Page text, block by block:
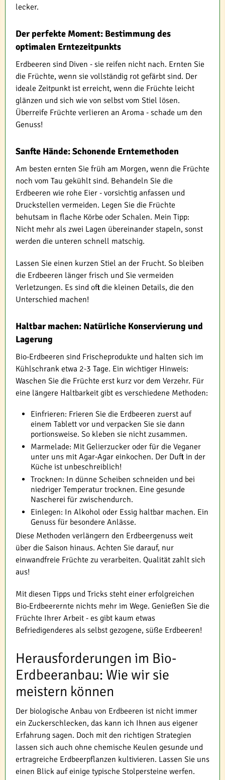
lecker.
Der perfekte Moment: Bestimmung des
optimalen Erntezeitpunkts
Erdbeeren sind Diven - sie reifen nicht nach. Ernten Sie
die Früchte, wenn sie vollständig rot gefärbt sind. Der
ideale Zeitpunkt ist erreicht, wenn die Früchte leicht
glänzen und sich wie von selbst vom Stiel lösen.
Überreife Früchte verlieren an Aroma - schade um den
Genuss!
Sanfte Hände: Schonende Erntemethoden
Am besten ernten Sie früh am Morgen, wenn die Früchte
noch vom Tau gekühlt sind. Behandeln Sie die
Erdbeeren wie rohe Eier - vorsichtig anfassen und
Druckstellen vermeiden. Legen Sie die Früchte
behutsam in flache Körbe oder Schalen. Mein Tipp:
Nicht mehr als zwei Lagen übereinander stapeln, sonst
werden die unteren schnell matschig.
Lassen Sie einen kurzen Stiel an der Frucht. So bleiben
die Erdbeeren länger frisch und Sie vermeiden
Verletzungen. Es sind oft die kleinen Details, die den
Unterschied machen!
Haltbar machen: Natürliche Konservierung und
Lagerung
Bio-Erdbeeren sind Frischeprodukte und halten sich im
Kühlschrank etwa 2-3 Tage. Ein wichtiger Hinweis:
Waschen Sie die Früchte erst kurz vor dem Verzehr. Für
eine längere Haltbarkeit gibt es verschiedene Methoden:
Einfrieren: Frieren Sie die Erdbeeren zuerst auf
einem Tablett vor und verpacken Sie sie dann
portionsweise. So kleben sie nicht zusammen.
Marmelade: Mit Gelierzucker oder für die Veganer
unter uns mit Agar-Agar einkochen. Der Duft in der
Küche ist unbeschreiblich!
Trocknen: In dünne Scheiben schneiden und bei
niedriger Temperatur trocknen. Eine gesunde
Nascherei für zwischendurch.
Einlegen: In Alkohol oder Essig haltbar machen. Ein
Genuss für besondere Anlässe.
Diese Methoden verlängern den Erdbeergenuss weit
über die Saison hinaus. Achten Sie darauf, nur
einwandfreie Früchte zu verarbeiten. Qualität zahlt sich
aus!
Mit diesen Tipps und Tricks steht einer erfolgreichen
Bio-Erdbeerernte nichts mehr im Wege. Genießen Sie die
Früchte Ihrer Arbeit - es gibt kaum etwas
Befriedigenderes als selbst gezogene, süße Erdbeeren!
Herausforderungen im Bio-
Erdbeeranbau: Wie wir sie
meistern können
Der biologische Anbau von Erdbeeren ist nicht immer
ein Zuckerschlecken, das kann ich Ihnen aus eigener
Erfahrung sagen. Doch mit den richtigen Strategien
lassen sich auch ohne chemische Keulen gesunde und
ertragreiche Erdbeerpflanzen kultivieren. Lassen Sie uns
einen Blick auf einige typische Stolpersteine werfen.